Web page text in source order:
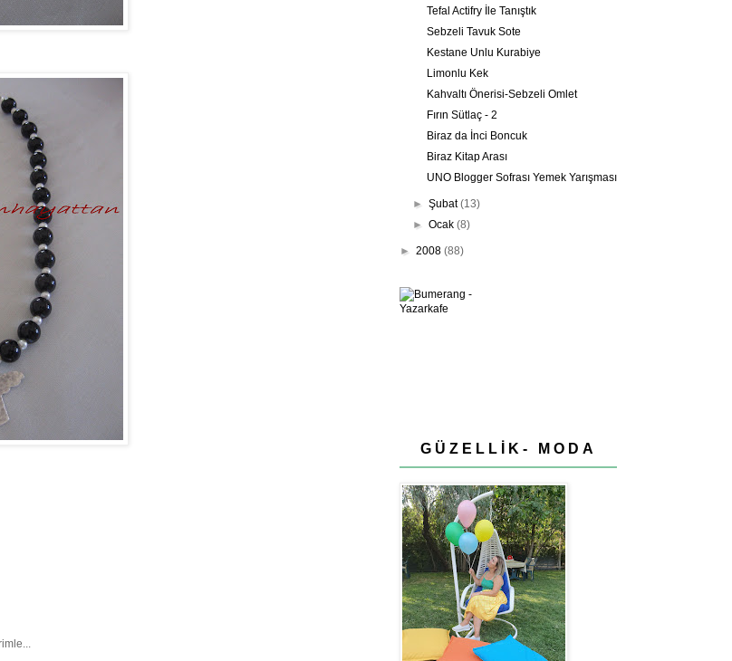
Tefal Actifry İle Tanıştık
Sebzeli Tavuk Sote
Kestane Unlu Kurabiye
Limonlu Kek
Kahvaltı Önerisi-Sebzeli Omlet
Fırın Sütlaç - 2
Biraz da İnci Boncuk
Biraz Kitap Arası
UNO Blogger Sofrası Yemek Yarışması
►Şubat(13)
►Ocak(8)
► 2008 (88)
GÜZELLİK- MODA